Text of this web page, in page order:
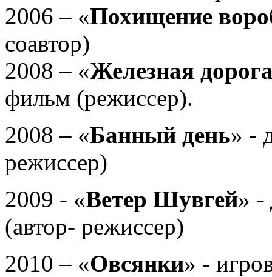
2006 – «Похищение
соавтор)
2008 – «Железная
фильм (режиссер).
2008 – «Банный день» -
режиссер)
2009 - «Ветер Шувгей» -
(автор- режиссер)
2010 – «Овсянки» -